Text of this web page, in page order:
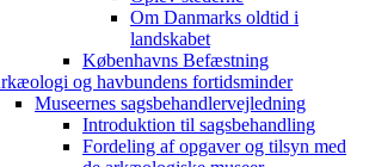
Om Danmarks oldtid i
landskabet
Københavns Befæstning
og havbundens fortidsminder
Museernes sagsbehandlervejledning
Introduktion til sagsbehandling
Fordeling af opgaver og tilsyn med